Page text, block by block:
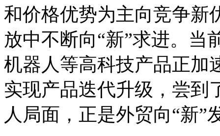
和价格优势为主向竞争新
放中不断向“新”求进。当
机器人等高科技产品正加
实现产品迭代升级，尝到
人局面，正是外贸向“新”